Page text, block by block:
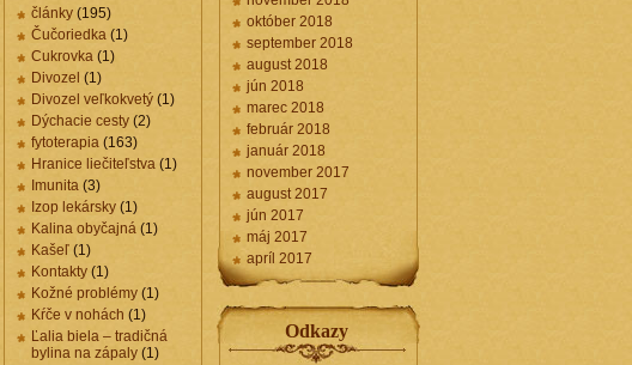
články (195)
Čučoriedka (1)
Cukrovka (1)
Divozel (1)
Divozel veľkokvetý (1)
Dýchacie cesty (2)
fytoterapia (163)
Hranice liečiteľstva (1)
Imunita (3)
Izop lekársky (1)
Kalina obyčajná (1)
Kašeľ (1)
Kontakty (1)
Kožné problémy (1)
Kŕče v nohách (1)
Ľalia biela – tradičná
bylina na zápaly (1)
október 2018
september 2018
august 2018
jún 2018
marec 2018
február 2018
január 2018
november 2017
august 2017
jún 2017
máj 2017
apríl 2017
Odkazy